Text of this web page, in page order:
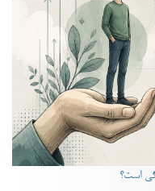
است؟